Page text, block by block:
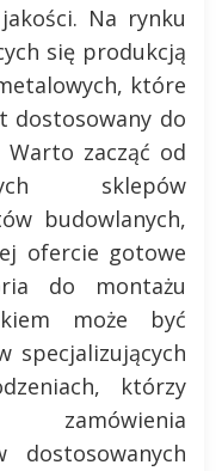
Na rynku
się produkcją
które
dostosowany do
zacząć od
sklepów
budowlanych,
ofercie gotowe
do montażu
może być
specjalizujących
którzy
dostosowanych